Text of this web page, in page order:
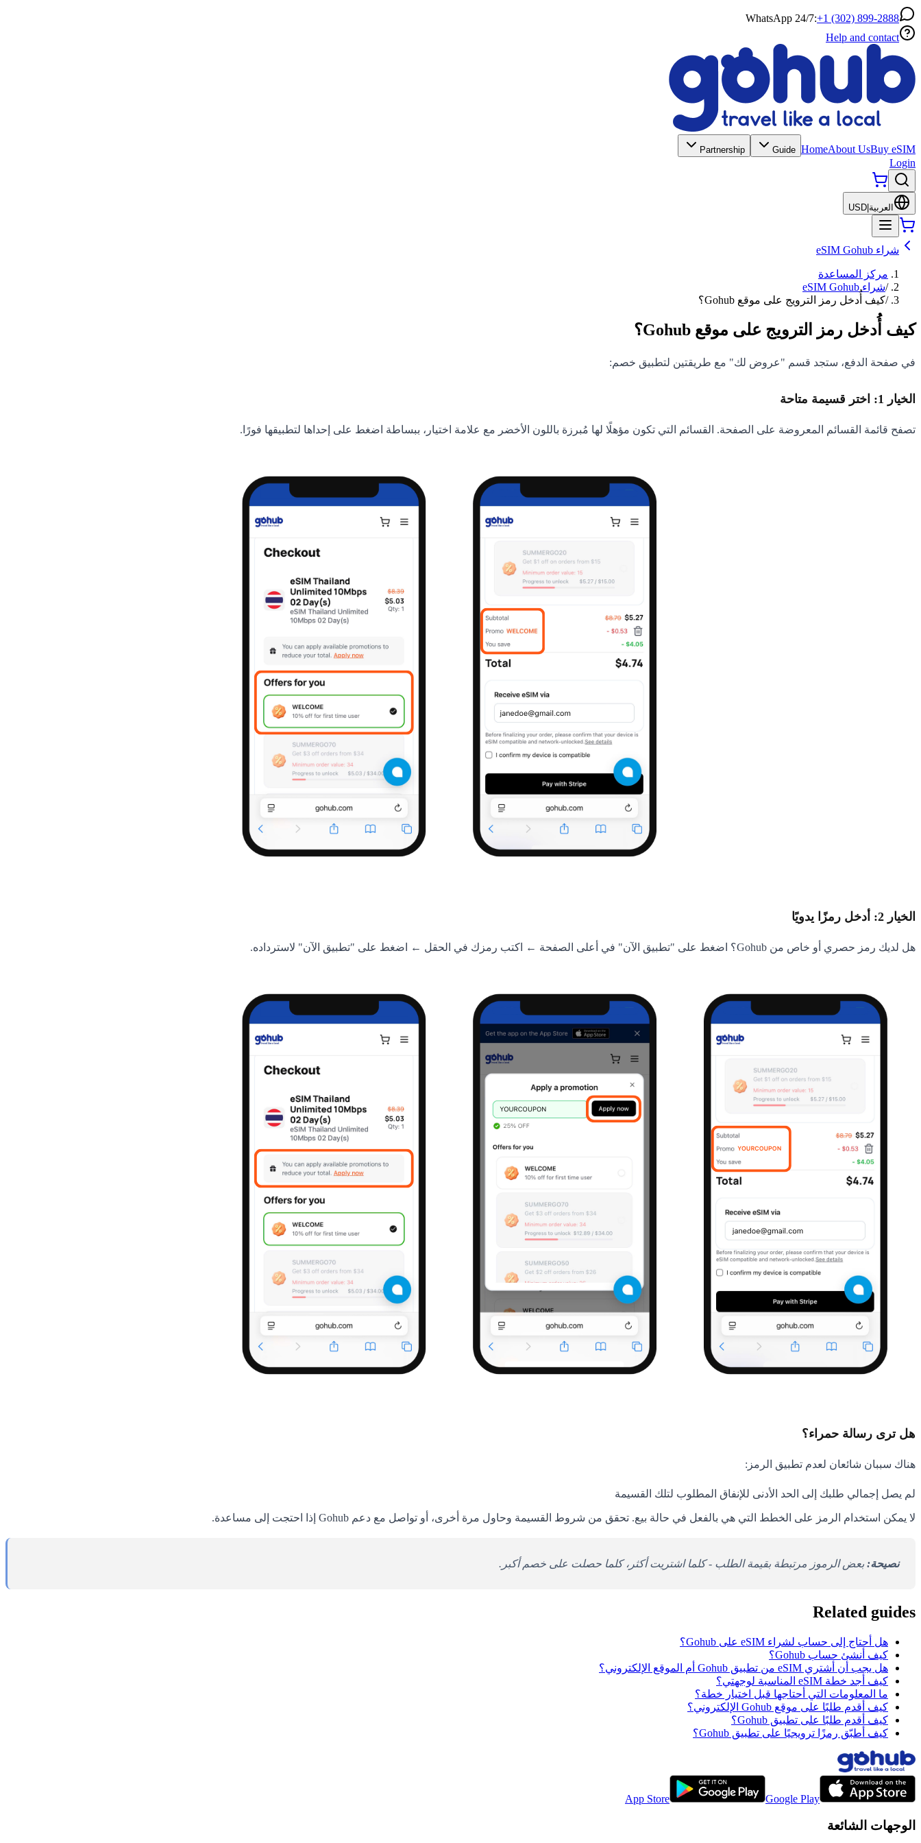
WhatsApp 24/7:+1 (302) 899-2888
Help and contact
HomeAbout UsBuy eSIM
Guide
Partnership
Login
العربية USD
شراء eSIM Gohub
مركز المساعدة
/شراء eSIM Gohub
/كيف أُدخل رمز الترويج على موقع Gohub؟
كيف أُدخل رمز الترويج على موقع Gohub؟
في صفحة الدفع، ستجد قسم "عروض لك" مع طريقتين لتطبيق خصم:
الخيار 1: اختر قسيمة متاحة
تصفح قائمة القسائم المعروضة على الصفحة. القسائم التي تكون مؤهلًا لها مُبرزة باللون الأخضر مع علامة اختيار، ببساطة اضغط على إحداها لتطبيقها فورًا.
الخيار 2: أدخل رمزًا يدويًا
هل لديك رمز حصري أو خاص من Gohub؟ اضغط على "تطبيق الآن" في أعلى الصفحة ← اكتب رمزك في الحقل ← اضغط على "تطبيق الآن" لاسترداده.
هل ترى رسالة حمراء؟
هناك سببان شائعان لعدم تطبيق الرمز:
لم يصل إجمالي طلبك إلى الحد الأدنى للإنفاق المطلوب لتلك القسيمة
لا يمكن استخدام الرمز على الخطط التي هي بالفعل في حالة بيع. تحقق من شروط القسيمة وحاول مرة أخرى، أو تواصل مع دعم Gohub إذا احتجت إلى مساعدة.
نصيحة: بعض الرموز مرتبطة بقيمة الطلب - كلما اشتريت أكثر، كلما حصلت على خصم أكبر.
Related guides
هل أحتاج إلى حساب لشراء eSIM على Gohub؟
كيف أنشئ حساب Gohub؟
هل يجب أن أشتري eSIM من تطبيق Gohub أم الموقع الإلكتروني؟
كيف أجد خطة eSIM المناسبة لوجهتي؟
ما المعلومات التي أحتاجها قبل اختيار خطة؟
كيف أقدم طلبًا على موقع Gohub الإلكتروني؟
كيف أقدم طلبًا على تطبيق Gohub؟
كيف أطبّق رمزًا ترويجيًا على تطبيق Gohub؟
App Store Google Play
الوجهات الشائعة